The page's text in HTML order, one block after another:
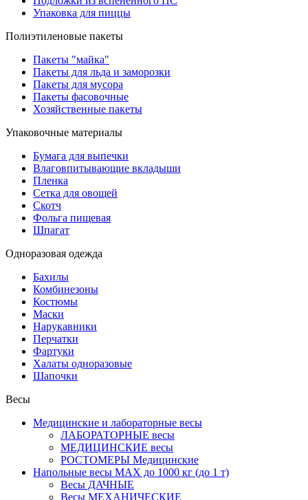
Упаковка для пиццы
Полиэтиленовые пакеты
Пакеты "майка"
Пакеты для льда и заморозки
Пакеты для мусора
Пакеты фасовочные
Хозяйственные пакеты
Упаковочные материалы
Бумага для выпечки
Влаговпитывающие вкладыши
Пленка
Сетка для овощей
Скотч
Фольга пищевая
Шпагат
Одноразовая одежда
Бахилы
Комбинезоны
Костюмы
Маски
Нарукавники
Перчатки
Фартуки
Халаты одноразовые
Шапочки
Весы
Медицинские и лабораторные весы
ЛАБОРАТОРНЫЕ весы
МЕДИЦИНСКИЕ весы
РОСТОМЕРЫ Медицинские
Напольные весы MAX до 1000 кг (до 1 т)
Весы ДАЧНЫЕ
Весы МЕХАНИЧЕСКИЕ